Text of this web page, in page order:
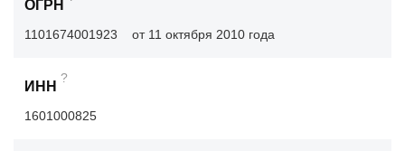
ОГРН
1101674001923 от 11 октября 2010 года
ИНН
?
1601000825